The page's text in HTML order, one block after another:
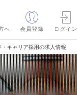
へ
会員登録 ログイン
キャリア採用の求人情報